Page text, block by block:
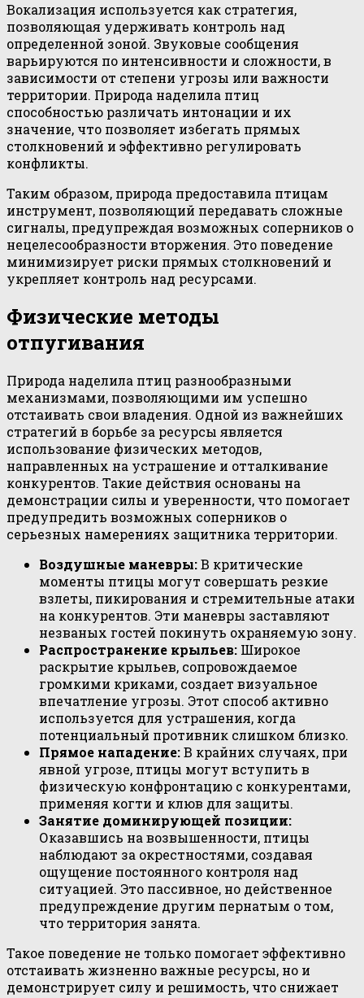
Вокализация используется как стратегия,
позволяющая удерживать контроль над
определенной зоной. Звуковые сообщения
варьируются по интенсивности и сложности, в
зависимости от степени угрозы или важности
территории. Природа наделила птиц
способностью различать интонации и их
значение, что позволяет избегать прямых
столкновений и эффективно регулировать
конфликты.
Таким образом, природа предоставила птицам
инструмент, позволяющий передавать сложные
сигналы, предупреждая возможных соперников о
нецелесообразности вторжения. Это поведение
минимизирует риски прямых столкновений и
укрепляет контроль над ресурсами.
Физические методы
отпугивания
Природа наделила птиц разнообразными
механизмами, позволяющими им успешно
отстаивать свои владения. Одной из важнейших
стратегий в борьбе за ресурсы является
использование физических методов,
направленных на устрашение и отталкивание
конкурентов. Такие действия основаны на
демонстрации силы и уверенности, что помогает
предупредить возможных соперников о
серьезных намерениях защитника территории.
Воздушные маневры:В критические
моменты птицы могут совершать резкие
взлеты, пикирования и стремительные атаки
на конкурентов. Эти маневры заставляют
незваных гостей покинуть охраняемую зону.
Распространение крыльев: Широкое
раскрытие крыльев, сопровождаемое
громкими криками, создает визуальное
впечатление угрозы. Этот способ активно
используется для устрашения, когда
потенциальный противник слишком близко.
Прямое нападение:В крайних случаях, при
явной угрозе, птицы могут вступить в
физическую конфронтацию с конкурентами,
применяя когти и клюв для защиты.
Занятие доминирующей позиции:
Оказавшись на возвышенности, птицы
наблюдают за окрестностями, создавая
ощущение постоянного контроля над
ситуацией. Это пассивное, но действенное
предупреждение другим пернатым о том,
что территория занята.
Такое поведение не только помогает эффективно
отстаивать жизненно важные ресурсы, но и
демонстрирует силу и решимость, что снижает